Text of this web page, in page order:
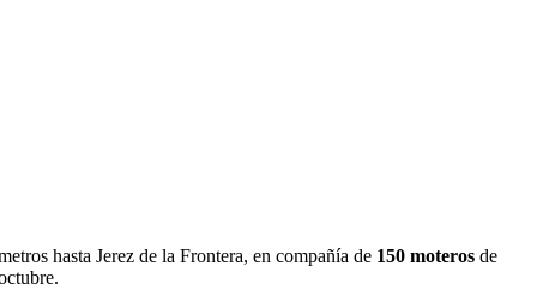
hasta Jerez de la Frontera, en compañía de 150 moteros de